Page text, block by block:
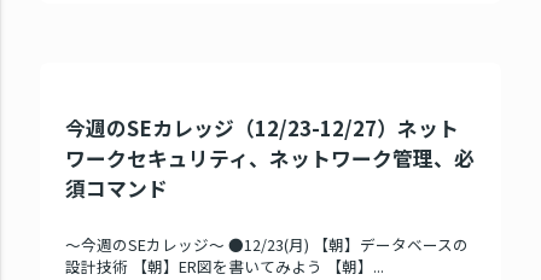
今週のSEカレッジ（12/23-12/27）ネット
ワークセキュリティ、ネットワーク管理、必
須コマンド
～今週のSEカレッジ～ ●12/23(月) 【朝】データベースの
設計技術 【朝】ER図を書いてみよう 【朝】...